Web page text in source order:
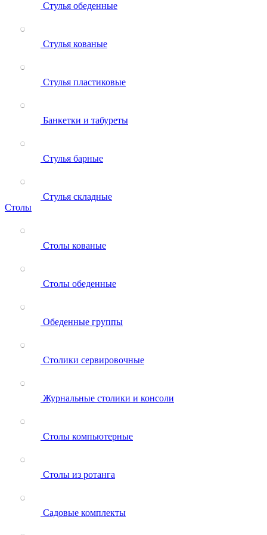
Стулья обеденные
Стулья кованые
Стулья пластиковые
Банкетки и табуреты
Стулья барные
Стулья складные
Столы
Столы кованые
Столы обеденные
Обеденные группы
Столики сервировочные
Журнальные столики и консоли
Столы компьютерные
Столы из ротанга
Садовые комплекты